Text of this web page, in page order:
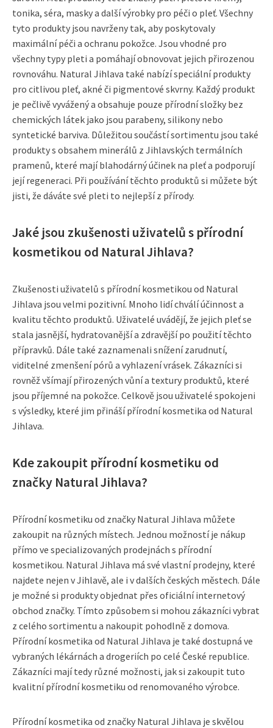
tonika, séra, masky a další výrobky pro péči o pleť. Všechny
tyto produkty jsou navrženy tak, aby poskytovaly
maximální péči a ochranu pokožce. Jsou vhodné pro
všechny typy pleti a pomáhají obnovovat jejich přirozenou
rovnováhu. Natural Jihlava také nabízí speciální produkty
pro citlivou pleť, akné či pigmentové skvrny. Každý produkt
je pečlivě vyvážený a obsahuje pouze přírodní složky bez
chemických látek jako jsou parabeny, silikony nebo
syntetické barviva. Důležitou součástí sortimentu jsou také
produkty s obsahem minerálů z Jihlavských termálních
pramenů, které mají blahodárný účinek na pleť a podporují
její regeneraci. Při používání těchto produktů si můžete být
jisti, že dáváte své pleti to nejlepší z přírody.
Jaké jsou zkušenosti uživatelů s přírodní
kosmetikou od Natural Jihlava?
Zkušenosti uživatelů s přírodní kosmetikou od Natural
Jihlava jsou velmi pozitivní. Mnoho lidí chválí účinnost a
kvalitu těchto produktů. Uživatelé uvádějí, že jejich pleť se
stala jasnější, hydratovanější a zdravější po použití těchto
přípravků. Dále také zaznamenali snížení zarudnutí,
viditelné zmenšení pórů a vyhlazení vrásek. Zákazníci si
rovněž všímají přirozených vůní a textury produktů, které
jsou příjemné na pokožce. Celkově jsou uživatelé spokojeni
s výsledky, které jim přináší přírodní kosmetika od Natural
Jihlava.
Kde zakoupit přírodní kosmetiku od
značky Natural Jihlava?
Přírodní kosmetiku od značky Natural Jihlava můžete
zakoupit na různých místech. Jednou možností je nákup
přímo ve specializovaných prodejnách s přírodní
kosmetikou. Natural Jihlava má své vlastní prodejny, které
najdete nejen v Jihlavě, ale i v dalších českých městech. Dále
je možné si produkty objednat přes oficiální internetový
obchod značky. Tímto způsobem si mohou zákazníci vybrat
z celého sortimentu a nakoupit pohodlně z domova.
Přírodní kosmetika od Natural Jihlava je také dostupná ve
vybraných lékárnách a drogeriích po celé České republice.
Zákazníci mají tedy různé možnosti, jak si zakoupit tuto
kvalitní přírodní kosmetiku od renomovaného výrobce.
Přírodní kosmetika od značky Natural Jihlava je skvělou